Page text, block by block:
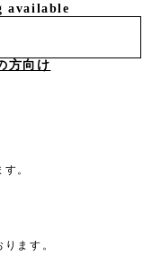
available
方向け
。
ます。